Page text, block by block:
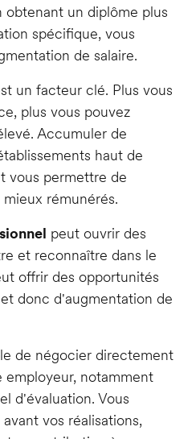
obtenant un diplôme plus
spécifique, vous
de salaire.
un facteur clé. Plus vous
plus vous pouvez
Accumuler de
haut de
vous permettre de
rémunérés.
peut ouvrir des
et reconnaître dans le
offrir des opportunités
donc d'augmentation de
de négocier directement
employeur, notamment
d'évaluation. Vous
vos réalisations,